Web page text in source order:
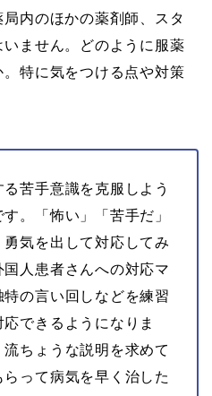
内のほかの薬剤師、スタ
ません。どのように服薬
特に気をつける点や対策
苦手意識を克服しよう
。「怖い」「苦手だ」
気を出して対応してみ
人患者さんへの対応マ
の言い回しなどを練習
できるようになりま
ちょうな説明を求めて
って病気を早く治した